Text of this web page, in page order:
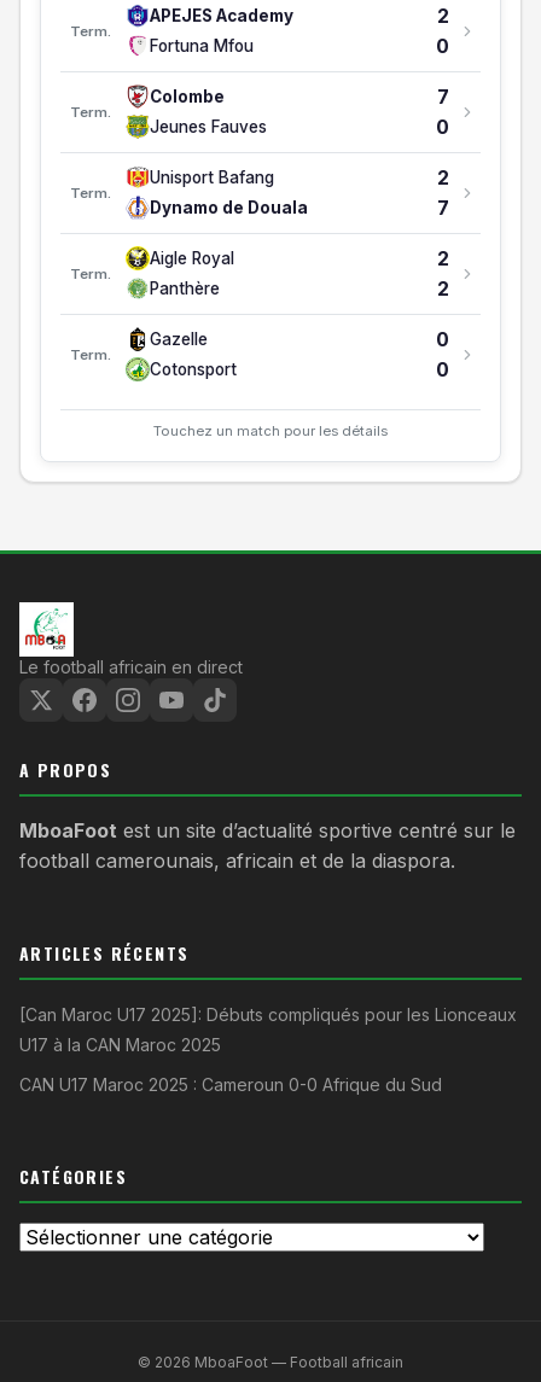
Elite One — Classement
ÉQUIPE MJ V DB
APEJES Academy
2
Fortuna Mfou
1 -2 0
Term.
APEJES Academy 2
Fortuna Mfou 0
Term.
Colombe 7
Jeunes Fauves 0
Term.
Unisport Bafang 2
Dynamo de Douala 7
Term.
Aigle Royal 2
Panthère 2
Term.
Gazelle 0
Cotonsport 0
Touchez un match pour les détails
Le football africain en direct
A PROPOS
MboaFoot est un site d’actualité sportive centré sur le
football camerounais, africain et de la diaspora.
ARTICLES RÉCENTS
[Can Maroc U17 2025]: Débuts compliqués pour les Lionceaux
U17 à la CAN Maroc 2025
CAN U17 Maroc 2025 : Cameroun 0-0 Afrique du Sud
CATÉGORIES
Catégories
© 2026 MboaFoot — Football africain